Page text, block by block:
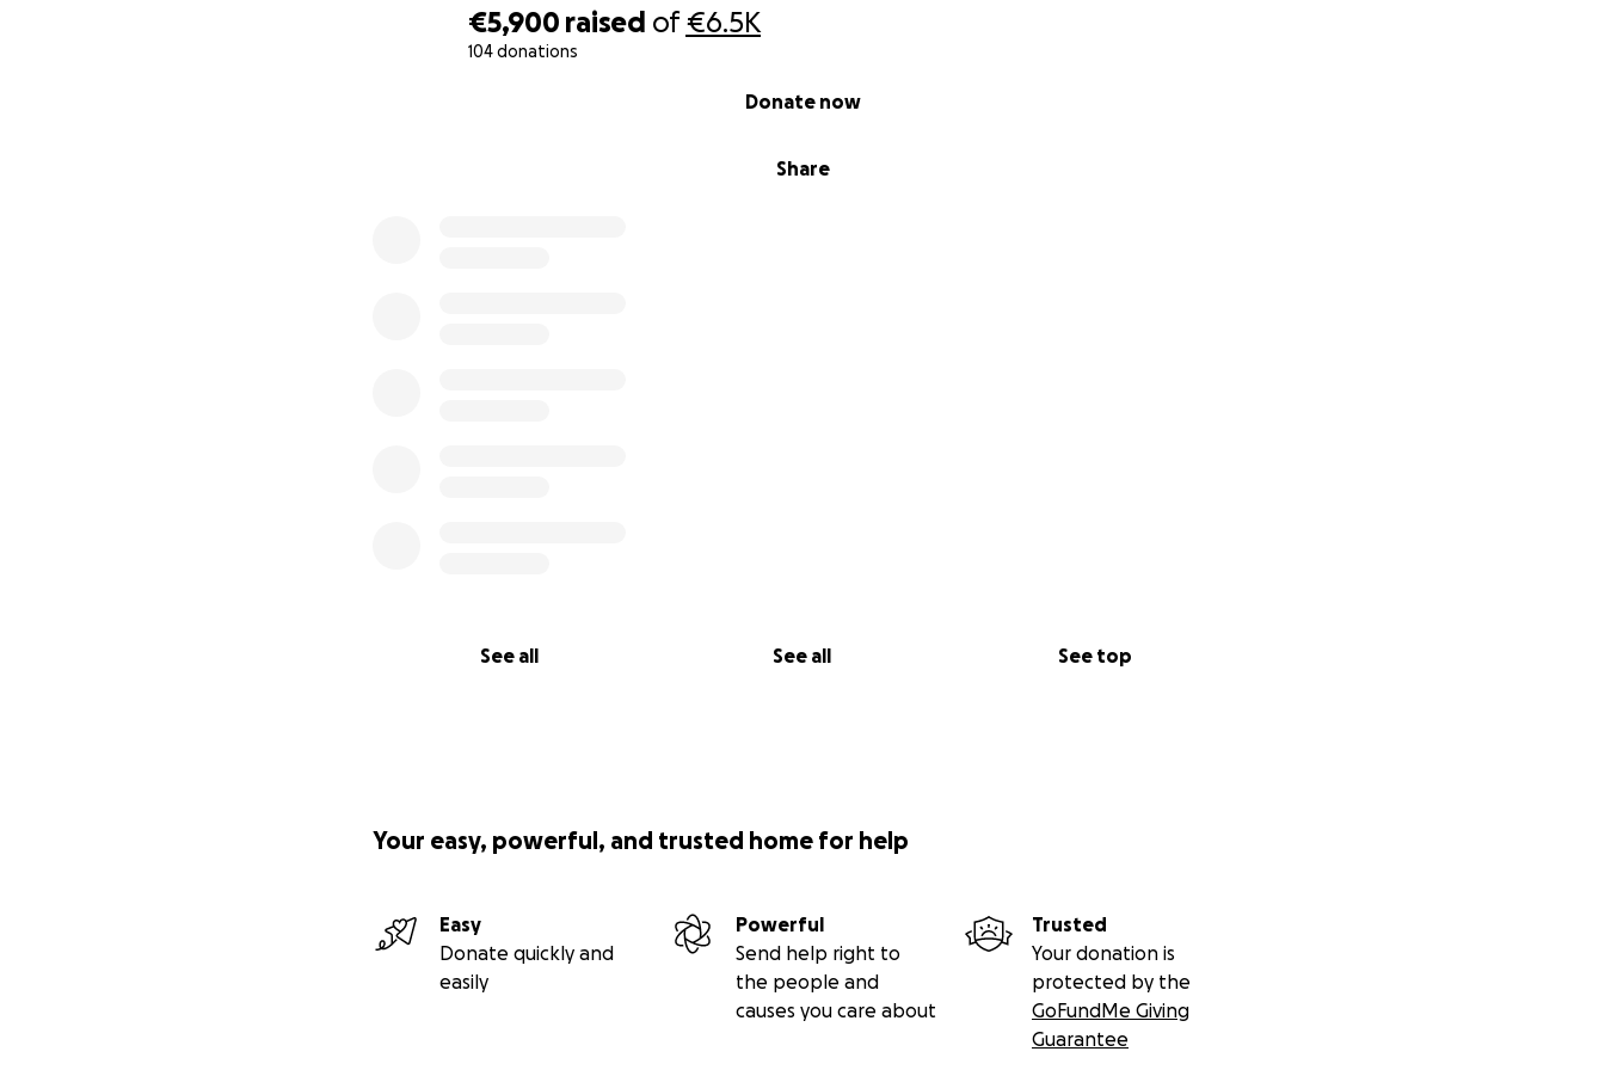
€5,900 raised of€6.5K
104 donations
Share
Donate now
See all See all See top
Vielen Dank für eure Unterstützung!
Moritz Mumpro, Alexander Hellwig & Louis Gerhardt
Your easy, powerful, and trusted home for help
Easy
Donate quickly and
easily
Powerful
Send help right to
the people and
causes you care about
Trusted
Your donation is
protected by the
GoFundMe Giving
Guarantee